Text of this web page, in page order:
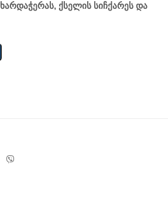
ქსელის სიჩქარეს და